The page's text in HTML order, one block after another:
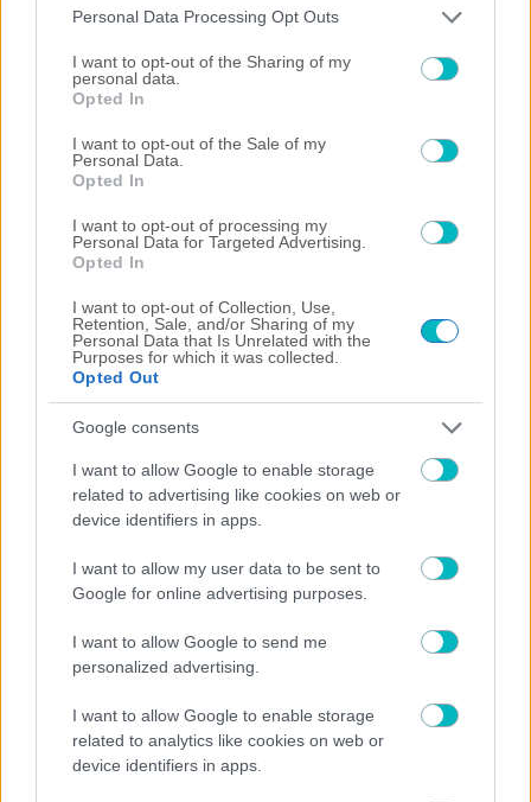
Please note that this website/app uses one or more Google
not limited to your visit or usage behaviour. You may click to
grant or deny consent to Google and its third-party tags to
use your data for below specified purposes in below Google
consent section.
Personal Data Processing Opt Outs
I want to opt-out of the Sharing of my
personal data.
Opted In
I want to opt-out of the Sale of my
Personal Data.
Opted In
I want to opt-out of processing my
Personal Data for Targeted Advertising.
Opted In
I want to opt-out of Collection, Use,
Retention, Sale, and/or Sharing of my
Personal Data that Is Unrelated with the
Purposes for which it was collected.
Opted Out
Google consents
I want to allow Google to enable storage
related to advertising like cookies on web or
device identifiers in apps.
I want to allow my user data to be sent to
Google for online advertising purposes.
I want to allow Google to send me
personalized advertising.
I want to allow Google to enable storage
related to analytics like cookies on web or
device identifiers in apps.
ΠΕΡΙΣΣΟΤΕΡΑ ΑΡΘΡΑ
Η ανάρτηση του Super 3 για τα τρία χρόνια από τη
δολοφονία του Μιχάλη Κατσούρη (ΦΩΤΟ)